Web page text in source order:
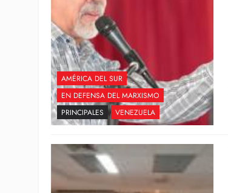
AMÉRICA DEL SUR
EN DEFENSA DEL MARXISMO
PRINCIPALES
VENEZUELA